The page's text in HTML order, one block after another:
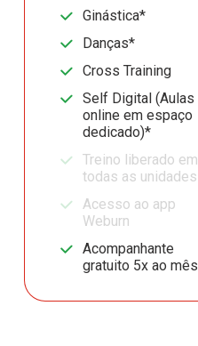
Ginástica*
Danças*
Cross Training
Self Digital (Aulas
online em espaço
dedicado)*
Treino liberado em
todas as unidades
Acesso ao app
Weburn
Acompanhante
gratuito 5x ao mês